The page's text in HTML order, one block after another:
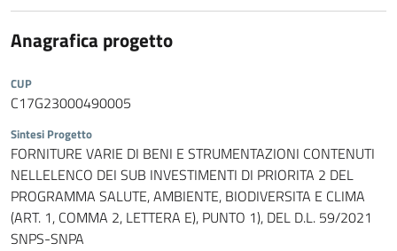
Anagrafica progetto
CUP
C17G23000490005
Sintesi Progetto
FORNITURE VARIE DI BENI E STRUMENTAZIONI CONTENUTI
NELLELENCO DEI SUB INVESTIMENTI DI PRIORITA 2 DEL
PROGRAMMA SALUTE, AMBIENTE, BIODIVERSITA E CLIMA
(ART. 1, COMMA 2, LETTERA E), PUNTO 1), DEL D.L. 59/2021
SNPS-SNPA